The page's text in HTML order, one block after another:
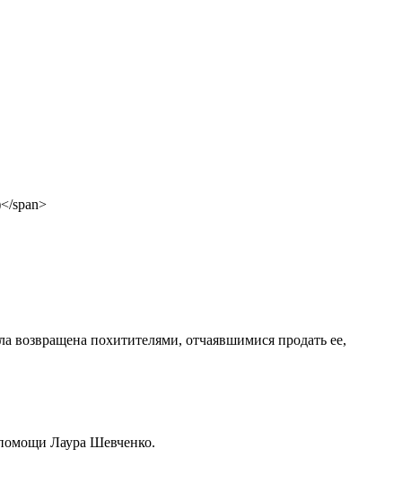
возвращена похитителями, отчаявшимися продать ее,
Лаура Шевченко.